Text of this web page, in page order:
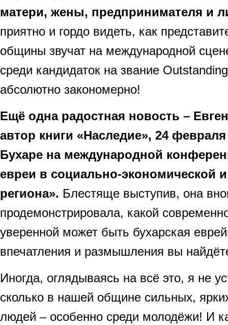
матери, жены, предпринимателя и
приятно и гордо видеть, как
общины звучат на международной
среди кандидаток на звание
абсолютно закономерно!
Ещё одна радостная новость –
автор книги «Наследие», 24
Бухаре на международной
евреи в социально-экономической
региона». Блестяще выступив, она
продемонстрировала, какой
уверенной может быть бухарская
впечатления и размышления вы
Иногда, оглядываясь на всё это, я не
сколько в нашей общине сильных,
людей – особенно среди молодёжи! И